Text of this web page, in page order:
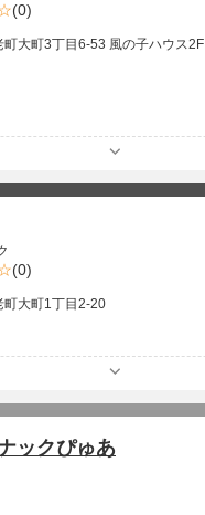
(0)
町大町3丁目6-53 風の子ハウス2F
(0)
町大町1丁目2-20
ックぴゅあ